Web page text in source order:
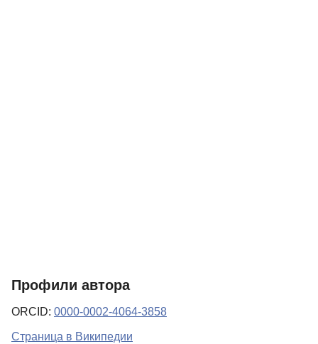
Профили автора
ORCID: 0000-0002-4064-3858
Страница в Википедии